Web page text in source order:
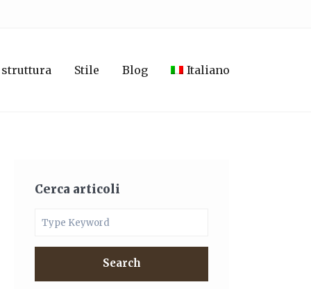
Stile Blog Italiano
Cerca articoli
Search